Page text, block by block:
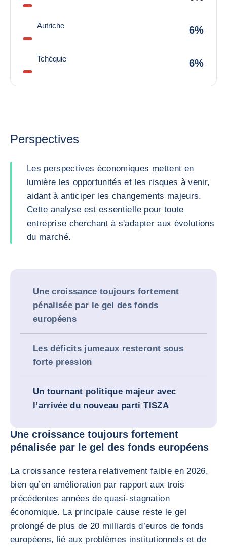
Autriche 6%
Tchéquie 6%
Perspectives
Les perspectives économiques mettent en
lumière les opportunités et les risques à venir,
aidant à anticiper les changements majeurs.
Cette analyse est essentielle pour toute
entreprise cherchant à s'adapter aux évolutions
du marché.
Une croissance toujours fortement
pénalisée par le gel des fonds
européens
Les déficits jumeaux resteront sous
forte pression
Un tournant politique majeur avec
l’arrivée du nouveau parti TISZA
Une croissance toujours fortement
pénalisée par le gel des fonds européens
La croissance restera relativement faible en 2026,
bien qu’en amélioration par rapport aux trois
précédentes années de quasi-stagnation
économique. La principale cause reste le gel
prolongé de plus de 20 milliards d’euros de fonds
européens, lié aux problèmes institutionnels et de